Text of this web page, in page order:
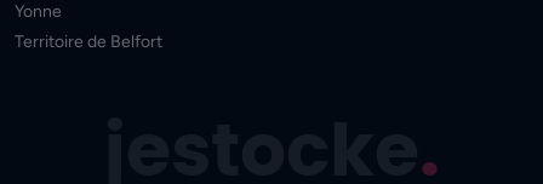
Yonne
Territoire de Belfort
.